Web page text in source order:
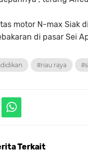
motor N-max Siak
di pasar Sei
#riau raya
Terkait